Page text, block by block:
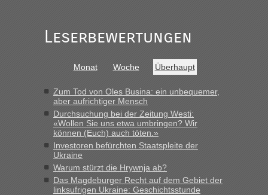
in Krakowez mit dem Kleinbus. Abfertigung ging dann
schnell da auch Passagiere mit EU-Pass dabei waren“
Berichte und Reisetipps • Re: An welchem
Grenzübergang zwischen Polen und der Ukraine geht es am
schnellsten?
„Bin am Montag 15.6.26 um 8 Uhr in Urgyniw ausgereist,
das erste Mal an einem Montagmorgen ca. 15 Fahrzeuge
vor mir, bin sonst der Erste oder Zweite, egal, nach ca 20
Minuten wurde dann die nächste Welle...“
Berichte und Reisetipps • Re: An welchem
Grenzübergang zwischen Polen und der Ukraine geht es am
schnellsten?
Leserbewertungen
Monat Woche Überhaupt
Zum Tod von Oles Busina: ein unbequemer,
aber aufrichtiger Mensch
Durchsuchung bei der Zeitung Westi:
«Wollen Sie uns etwa umbringen? Wir
können (Euch) auch töten.»
Investoren befürchten Staatspleite der
Ukraine
Warum stürzt die Hrywnja ab?
Das Magdeburger Recht auf dem Gebiet der
linksufrigen Ukraine: Geschichtsstunde